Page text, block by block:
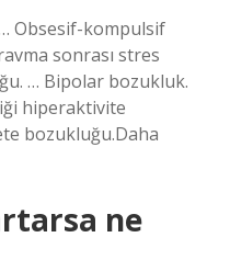
Obsesif-kompulsif
sonrası stres
… Bipolar bozukluk.
hiperaktivite
bozukluğu.Daha
ne